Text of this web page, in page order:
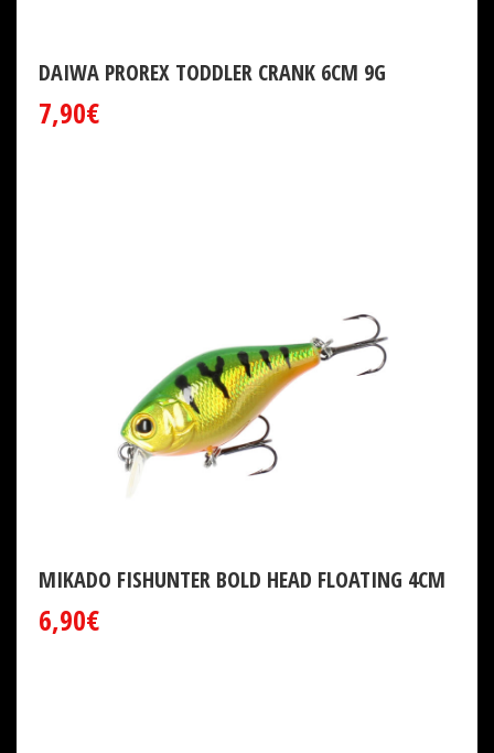
DAIWA PROREX TODDLER CRANK 6CM 9G
7,90€
MIKADO FISHUNTER BOLD HEAD FLOATING 4CM
6,90€